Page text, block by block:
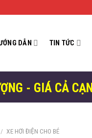
DẪN TIN TỨC
- GIÁ CẢ
/ XE HƠI ĐIỆN CHO BÉ